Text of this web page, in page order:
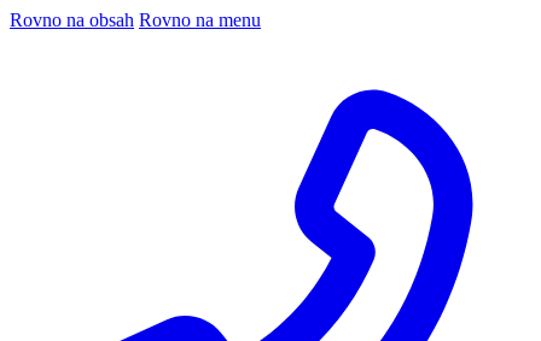
Rovno na obsah Rovno na menu